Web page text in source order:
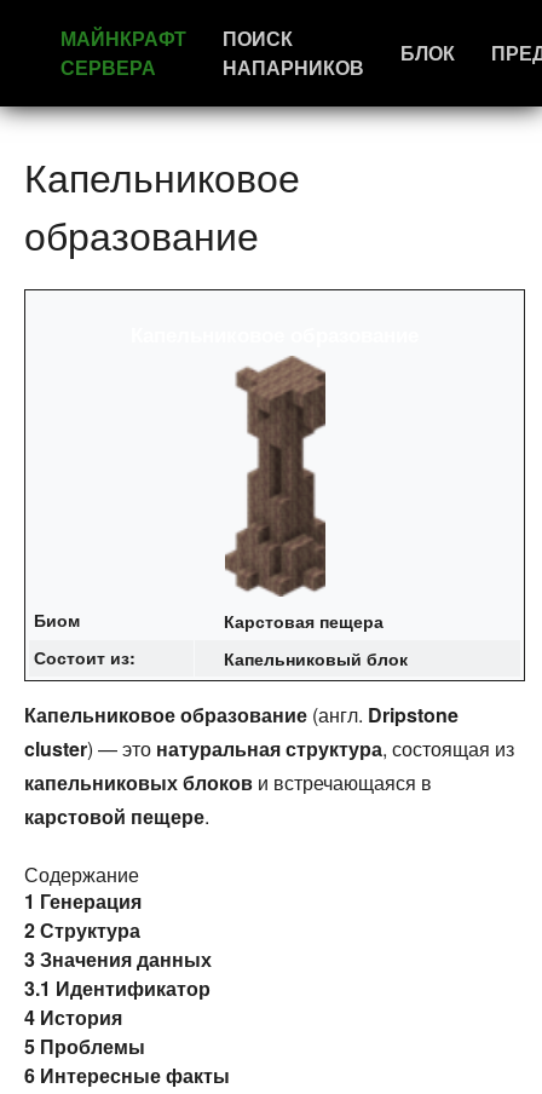
МАЙНКРАФТ
СЕРВЕРА
ПОИСК
НАПАРНИКОВ
БЛОК
Капельниковое
образование
Биом
Карстовая пещера
Состоит из:
Капельниковый блок
Капельниковое образование (англ. Dripstone
cluster) — это натуральная структура, состоящая из
капельниковых блоков и встречающаяся в
карстовой пещере.
Содержание
1 Генерация
2Структура
3Значения данных
3.1 Идентификатор
4 История
5 Проблемы
6 Интересные факты